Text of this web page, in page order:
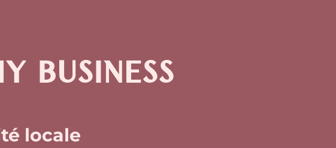
BUSINESS
locale